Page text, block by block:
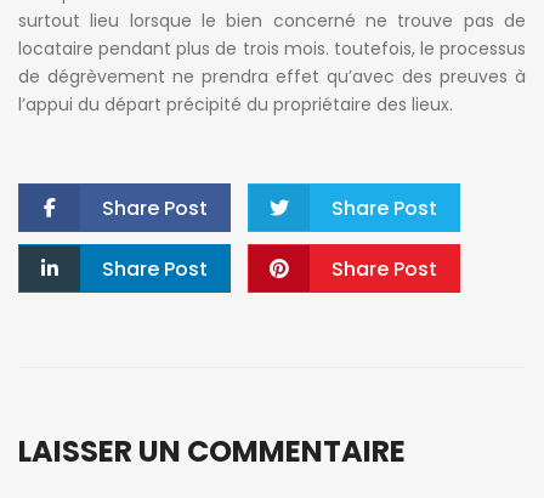
surtout lieu lorsque le bien concerné ne trouve pas de
locataire pendant plus de trois mois. toutefois, le processus
de dégrèvement ne prendra effet qu’avec des preuves à
l’appui du départ précipité du propriétaire des lieux.
Share Post Share Post
Share Post Share Post
LAISSER UN COMMENTAIRE